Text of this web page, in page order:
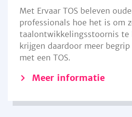
Met Ervaar TOS beleven
professionals hoe het is om
taalontwikkelingsstoornis te
krijgen daardoor meer
met een TOS.
Meer informatie